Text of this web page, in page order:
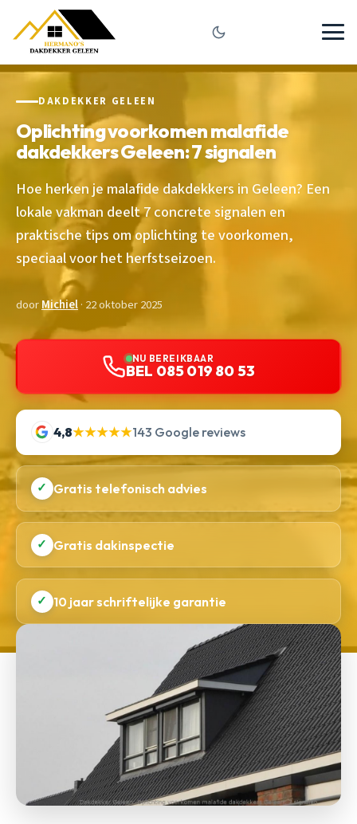
DAKDEKKER GELEEN
Oplichting voorkomen malafide
dakdekkers Geleen: 7 signalen
Hoe herken je malafide dakdekkers in Geleen? Een
lokale vakman deelt 7 concrete signalen en
praktische tips om oplichting te voorkomen,
speciaal voor het herfstseizoen.
doorMichiel· 22 oktober 2025
NU BEREIKBAAR
BEL 085 019 80 53
4,8★★★★★143 Google reviews
✓ Gratis telefonisch advies
✓ Gratis dakinspectie
✓ 10 jaar schriftelijke garantie